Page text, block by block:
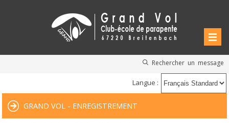
Rechercher un message
Langue :
GRAND VOL - ENREGISTREMENT